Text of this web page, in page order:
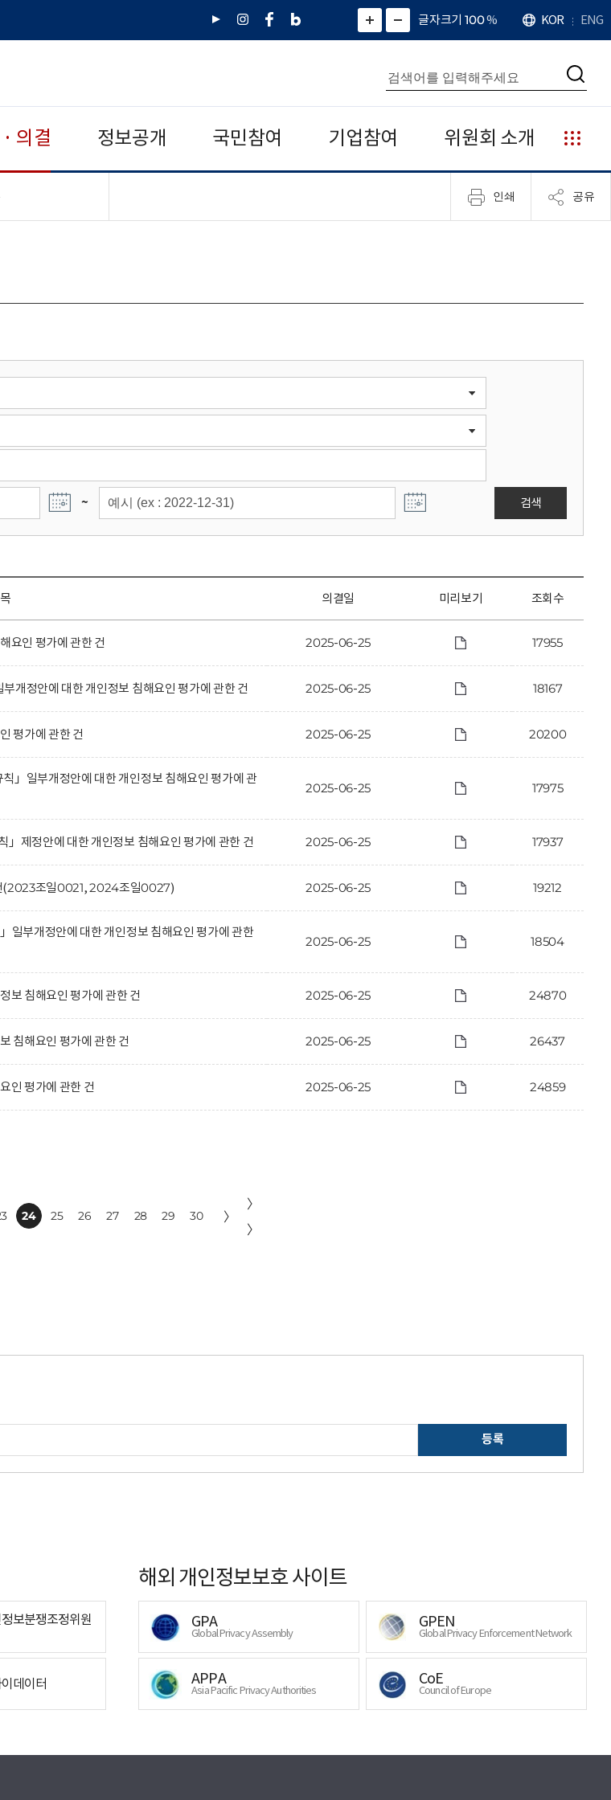
유
인
페
네
그
)
화
면
면
소
확
대
치
글자크기 100%
언
어
KOR ENG
통
합
검
색
검
의결 정보공개 국민참여 기업참여 위원회 소개
누
리
집
안
"접기,펼치기" 인쇄 공유
~ 검색
의결일 미리보기 조회수
요인 평가에 관한 건 2025-06-25 17955
개정안에 대한 개인정보 침해요인 평가에 관한 건 2025-06-25 18167
평가에 관한 건 2025-06-25 20200
」일부개정안에 대한 개인정보 침해요인 평가에 관
2025-06-25 17975
」제정안에 대한 개인정보 침해요인 평가에 관한 건 2025-06-25 17937
(2023조일0021, 2024조일0027) 2025-06-25 19212
일부개정안에 대한 개인정보 침해요인 평가에 관한
2025-06-25 18504
보 침해요인 평가에 관한 건 2025-06-25 24870
침해요인 평가에 관한 건 2025-06-25 26437
인 평가에 관한 건 2025-06-25 24859
24 25 26 27 28 29 30 〉
〉
〉
등록
보분쟁조정위원
데이터
해외 개인정보보호 사이트
GPA
Global Privacy Assembly
GPEN
Global Privacy Enforcement Network
APPA
Asia Pacific Privacy Authorities
CoE
Council of Europe